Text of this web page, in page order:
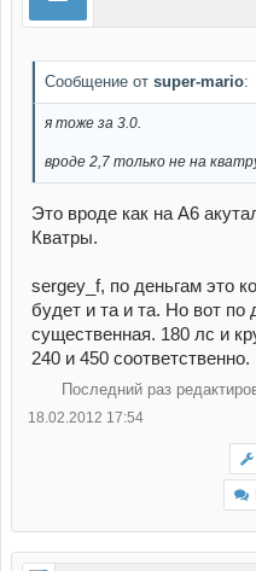
Сообщение от super-mario:
я тоже за 3.0.
вроде 2,7 только не на
Это вроде как на A6
Кватры.
sergey_f, по деньгам это
будет и та и та. Но вот по
существенная. 180 лс и
240 и 450 соответственно.
Последний раз
18.02.2012 17:54